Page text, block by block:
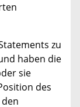
zu
haben die
sie
des